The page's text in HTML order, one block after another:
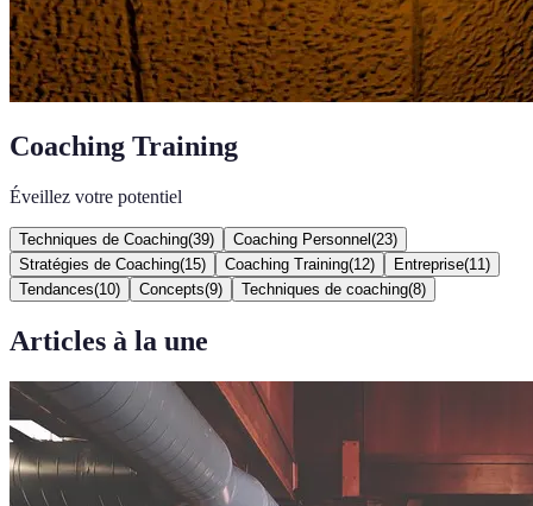
Coaching Training
Éveillez votre potentiel
Techniques de Coaching(39) Coaching Personnel (23)
Stratégies de Coaching(15) Coaching Training(12) Entreprise(11 )
Tendances(10) Concepts(9) Techniques de coaching(8)
Articles à la une